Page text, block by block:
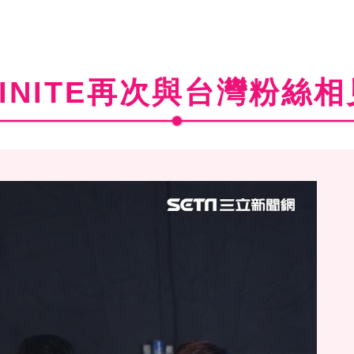
再次與台灣粉絲相